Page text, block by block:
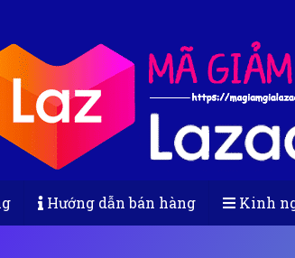
Hướng dẫn bán hàng Kinh